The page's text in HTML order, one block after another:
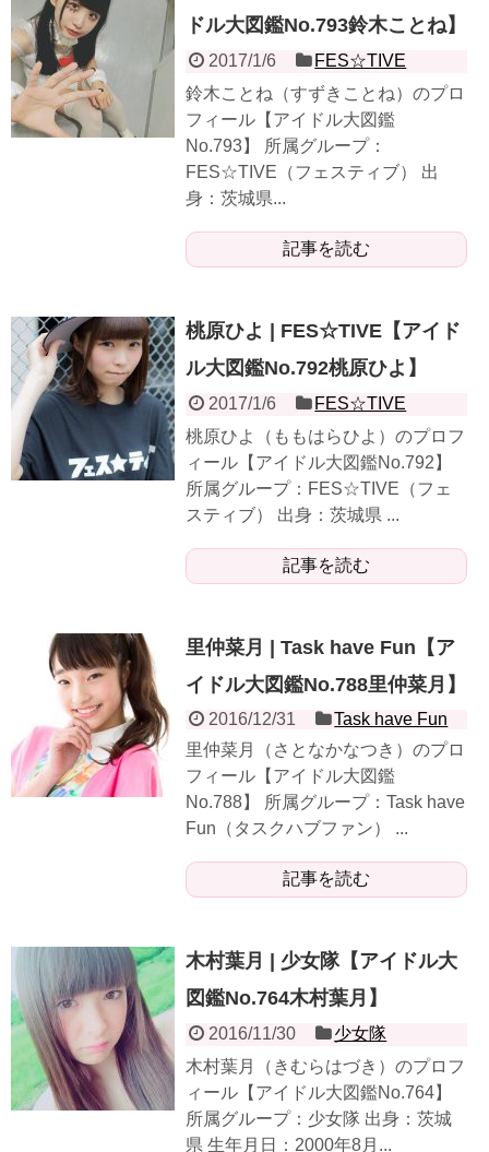
ドル大図鑑No.793鈴木ことね】
2017/1/6
FES☆TIVE
鈴木ことね（すずきことね）のプロ
フィール【アイドル大図鑑
No.793】 所属グループ：
FES☆TIVE（フェスティブ） 出
身：茨城県...
記事を読む
桃原ひよ | FES☆TIVE【アイド
ル大図鑑No.792桃原ひよ】
2017/1/6
FES☆TIVE
桃原ひよ（ももはらひよ）のプロフ
ィール【アイドル大図鑑No.792】
所属グループ：FES☆TIVE（フェ
スティブ） 出身：茨城県 ...
記事を読む
里仲菜月 | Task have Fun【ア
イドル大図鑑No.788里仲菜月】
2016/12/31
Task have Fun
里仲菜月（さとなかなつき）のプロ
フィール【アイドル大図鑑
No.788】 所属グループ：Task have
Fun（タスクハブファン） ...
記事を読む
木村葉月 | 少女隊【アイドル大
図鑑No.764木村葉月】
2016/11/30
少女隊
木村葉月（きむらはづき）のプロフ
ィール【アイドル大図鑑No.764】
所属グループ：少女隊 出身：茨城
県 生年月日：2000年8月...